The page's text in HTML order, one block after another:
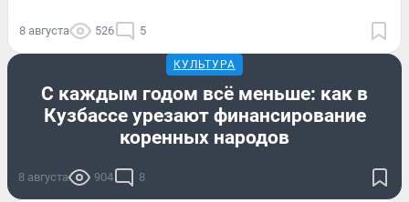
8 августа 526 5
КУЛЬТУРА
С каждым годом всё меньше: как в
Кузбассе урезают финансирование
коренных народов
8 августа 904 8